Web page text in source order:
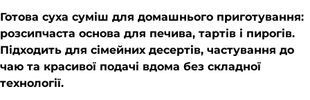
Готова суха суміш для домашнього приготування:
розсипчаста основа для печива, тартів і пирогів.
Підходить для сімейних десертів, частування до
чаю та красивої подачі вдома без складної
технології.